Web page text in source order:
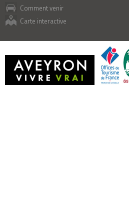
Comment venir
Carte interactive